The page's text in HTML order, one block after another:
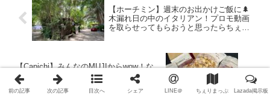
【ホーチミン】週末のお出かけご飯に🌲
木漏れ日の中のイタリアン！プロモ動画
を取らせってもらおうと思ったらちぇり
【Capichi】みんなのMUJIからwow！な
wow Bag登場！ ~ MUJI Parkson Le Than
Ton
前の記事 次の記事 目次へ シェア LINE＠ ちぇりまっぷ Lazada掲示板